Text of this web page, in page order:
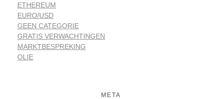
ETHEREUM
EURO/USD
GEEN CATEGORIE
GRATIS VERWACHTINGEN
MARKTBESPREKING
OLIE
META